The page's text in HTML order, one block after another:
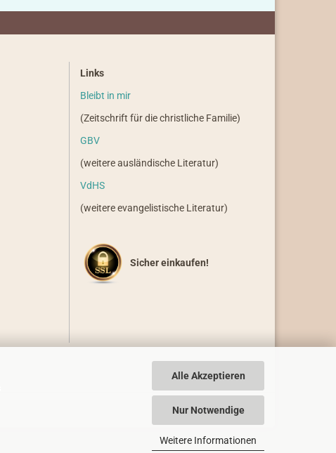
Alle Akzeptieren
Nur Notwendige
Weitere Informationen
Links
Bleibt in mir
(Zeitschrift für die christliche Familie)
GBV
(weitere ausländische Literatur)
VdHS
(weitere evangelistische Literatur)
Sicher einkaufen!